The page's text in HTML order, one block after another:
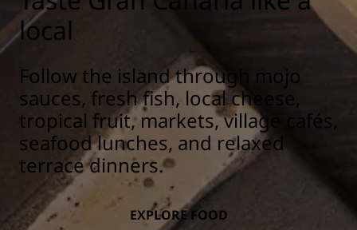
local
Follow the island through mojo
sauces, fresh fish, local cheese,
tropical fruit, markets, village cafés,
seafood lunches, and relaxed
terrace dinners.
EXPLORE FOOD